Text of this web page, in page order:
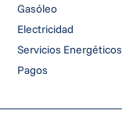
Gasóleo
Electricidad
Servicios Energéticos
Pagos